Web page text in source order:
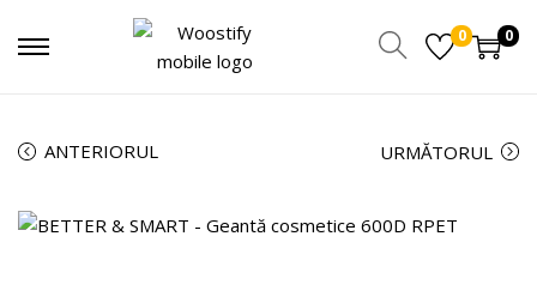
0 0
ANTERIORUL URMĂTORUL